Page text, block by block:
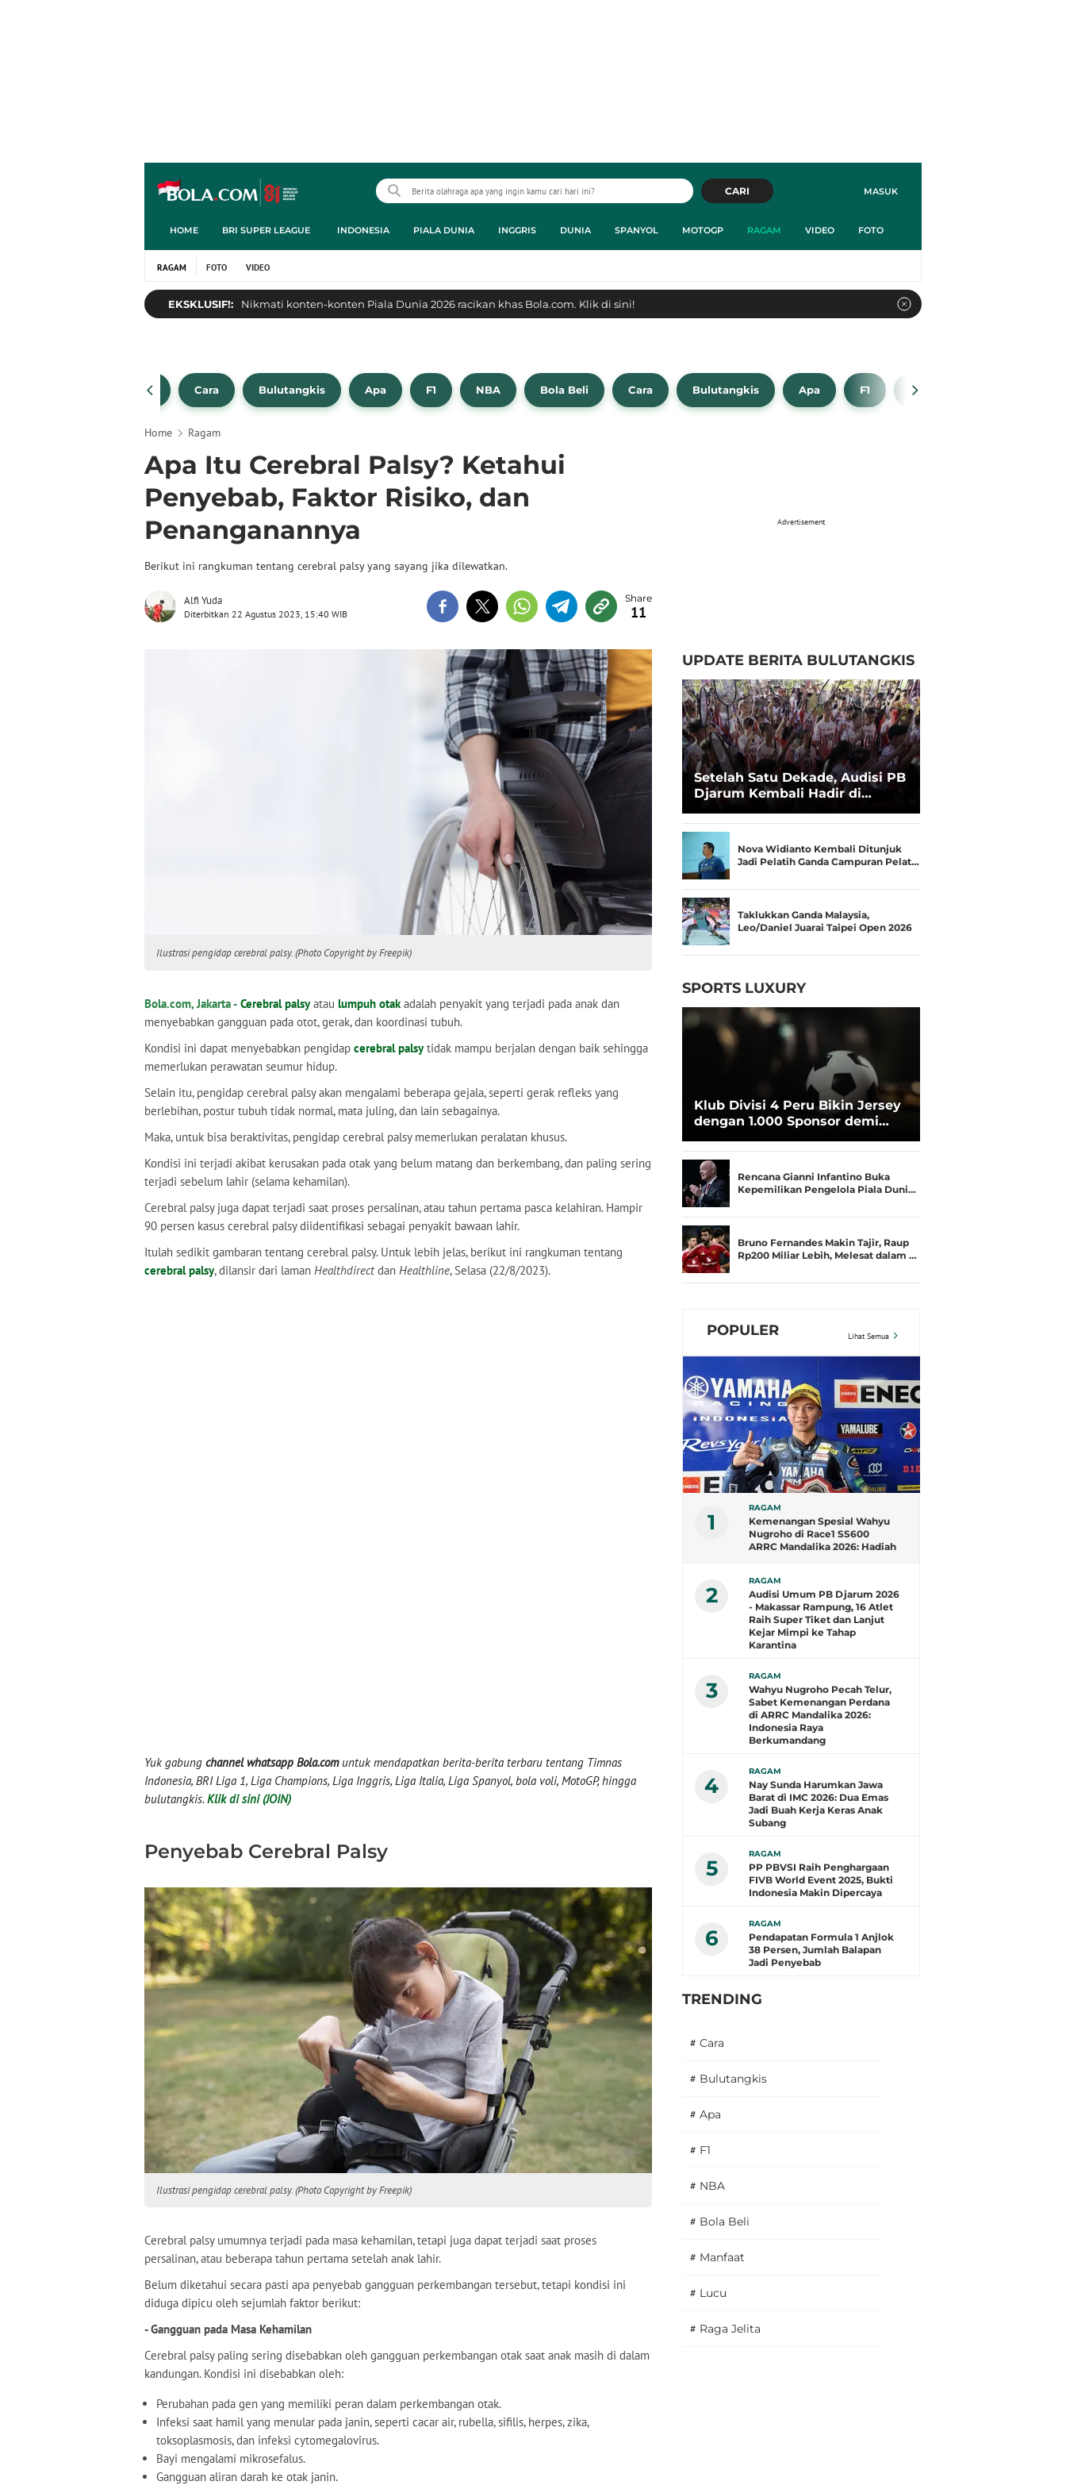
MASUK
CARI
HOME BRI SUPER LEAGUE INDONESIA PIALA DUNIA INGGRIS DUNIA SPANYOL MOTOGP RAGAM VIDEO FOTO
RAGAM FOTO VIDEO
EKSKLUSIF!: Nikmati konten-konten Piala Dunia 2026 racikan khas Bola.com. Klik di sini!
Bola Beli Cara Bulutangkis Apa F1 NBA Bola Beli Cara Bulutangkis Apa F1 NBA
Home Ragam
Apa Itu Cerebral Palsy? Ketahui
Penyebab, Faktor Risiko, dan
Penanganannya
Berikut ini rangkuman tentang cerebral palsy yang sayang jika dilewatkan.
Alfi Yuda
Diterbitkan 22 Agustus 2023, 15:40 WIB 11
Ilustrasi pengidap cerebral palsy. (Photo Copyright by Freepik)
Bola.com, Jakarta - Cerebral palsyatau lumpuh otakadalah penyakit yang terjadi pada anak dan
menyebabkan gangguan pada otot, gerak, dan koordinasi tubuh.
Kondisi ini dapat menyebabkan pengidap cerebral palsytidak mampu berjalan dengan baik sehingga
memerlukan perawatan seumur hidup.
Selain itu, pengidap cerebral palsy akan mengalami beberapa gejala, seperti gerak refleks yang
berlebihan, postur tubuh tidak normal, mata juling, dan lain sebagainya.
Maka, untuk bisa beraktivitas, pengidap cerebral palsy memerlukan peralatan khusus.
Kondisi ini terjadi akibat kerusakan pada otak yang belum matang dan berkembang, dan paling sering
terjadi sebelum lahir (selama kehamilan).
Cerebral palsy juga dapat terjadi saat proses persalinan, atau tahun pertama pasca kelahiran. Hampir
90 persen kasus cerebral palsy diidentifikasi sebagai penyakit bawaan lahir.
Itulah sedikit gambaran tentang cerebral palsy. Untuk lebih jelas, berikut ini rangkuman tentang
cerebral palsy, dilansir dari laman Healthdirectdan Healthline, Selasa (22/8/2023).
Yuk gabung channel whatsapp Bola.comuntuk mendapatkan berita-berita terbaru tentang Timnas
Indonesia, BRI Liga 1, Liga Champions, Liga Inggris, Liga Italia, Liga Spanyol, bola voli, MotoGP, hingga
bulutangkis. Klik di sini (JOIN)
Penyebab Cerebral Palsy
Ilustrasi pengidap cerebral palsy. (Photo Copyright by Freepik)
Cerebral palsy umumnya terjadi pada masa kehamilan, tetapi juga dapat terjadi saat proses
persalinan, atau beberapa tahun pertama setelah anak lahir.
Belum diketahui secara pasti apa penyebab gangguan perkembangan tersebut, tetapi kondisi ini
diduga dipicu oleh sejumlah faktor berikut:
- Gangguan pada Masa Kehamilan
Cerebral palsy paling sering disebabkan oleh gangguan perkembangan otak saat anak masih di dalam
kandungan. Kondisi ini disebabkan oleh:
Perubahan pada gen yang memiliki peran dalam perkembangan otak.
Infeksi saat hamil yang menular pada janin, seperti cacar air, rubella, sifilis, herpes, zika,
toksoplasmosis, dan infeksi cytomegalovirus.
Bayi mengalami mikrosefalus.
Gangguan aliran darah ke otak janin.
Advertisement
UPDATE BERITA BULUTANGKIS
Setelah Satu Dekade, Audisi PB
Djarum Kembali Hadir di
Talenta Super
Nova Widianto Kembali Ditunjuk
Jadi Pelatih Ganda Campuran Pelat…
Taklukkan Ganda Malaysia,
Leo/Daniel Juarai Taipei Open 2026
SPORTS LUXURY
Klub Divisi 4 Peru Bikin Jersey
dengan 1.000 Sponsor demi
Rencana Gianni Infantino Buka
Kepemilikan Pengelola Piala Duni…
Bruno Fernandes Makin Tajir, Raup
Rp200 Miliar Lebih, Melesat dalam …
POPULER Lihat Semua
1
RAGAM
Kemenangan Spesial Wahyu
Nugroho di Race1 SS600
ARRC Mandalika 2026: Hadiah
Sang Kakak
2
RAGAM
Audisi Umum PB Djarum 2026
- Makassar Rampung, 16 Atlet
Raih Super Tiket dan Lanjut
Kejar Mimpi ke Tahap
Karantina
3
RAGAM
Wahyu Nugroho Pecah Telur,
Sabet Kemenangan Perdana
di ARRC Mandalika 2026:
Indonesia Raya
Berkumandang
4
RAGAM
Nay Sunda Harumkan Jawa
Barat di IMC 2026: Dua Emas
Jadi Buah Kerja Keras Anak
Subang
5
RAGAM
PP PBVSI Raih Penghargaan
FIVB World Event 2025, Bukti
Indonesia Makin Dipercaya
6
RAGAM
Pendapatan Formula 1 Anjlok
38 Persen, Jumlah Balapan
Jadi Penyebab
TRENDING
# Cara
# Bulutangkis
# Apa
# F1
# NBA
# Bola Beli
# Manfaat
# Lucu
# Raga Jelita